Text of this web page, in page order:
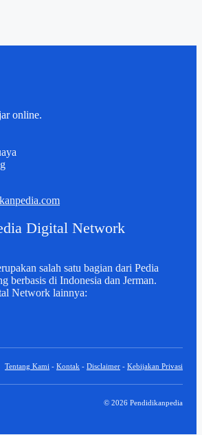
online.
Digital Network
salah satu bagian dari Pedia
berbasis di Indonesia dan Jerman.
Network lainnya:
Tentang Kami - Kontak - Disclaimer - Kebijakan Privasi
© 2026 Pendidikanpedia